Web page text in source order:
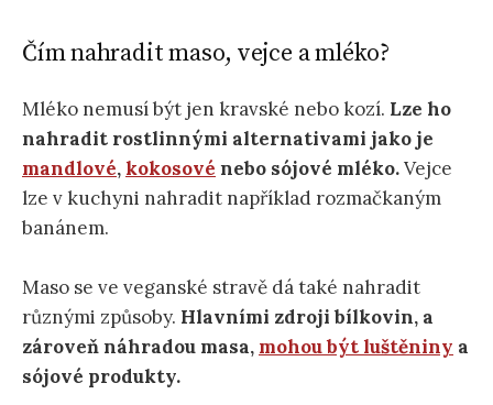
Čím nahradit maso, vejce a mléko?
Mléko nemusí být jen kravské nebo kozí. Lze ho
nahradit rostlinnými alternativami jako je
mandlové, kokosové nebo sójové mléko.Vejce
lze v kuchyni nahradit například rozmačkaným
banánem.
Maso se ve veganské stravě dá také nahradit
různými způsoby. Hlavními zdroji bílkovin, a
zároveň náhradou masa, mohou být luštěniny a
sójové produkty.